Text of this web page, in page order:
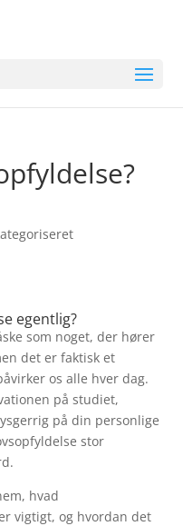
egentlig?
som noget, der hører
det er faktisk et
os alle hver dag.
på studiet,
på din personlige
stor
hvad
vigtigt, og hvordan det